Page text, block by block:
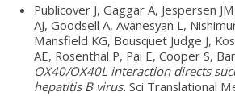
Publicover J, Gaggar A, Jespersen
AJ, Goodsell A, Avanesyan L,
Mansfield KG, Bousquet Judge J,
AE, Rosenthal P, Pai E, Cooper S,
OX40/OX40L interaction directs
hepatitis B virus. Sci Translational